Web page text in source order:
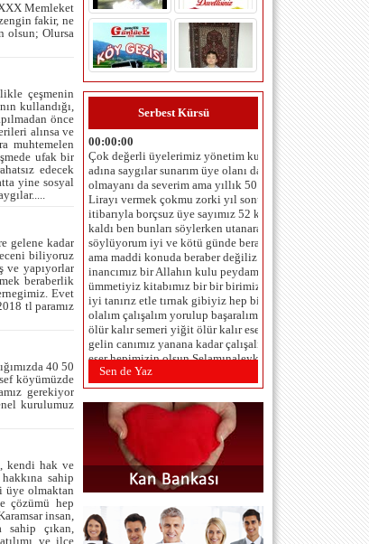
Memleket
fakir, ne
olsun; Olursa
çeşmenin
kullandığı,
önce
alınsa ve
muhtemelen
ufak bir
edecek
yine sosyal
gelene kadar
biliyoruz
ve yapıyorlar
beraberlik
Evet
tl paramız
40 50
köyümüzde
gerekiyor
kurulumuz
kendi hak ve
sahip
üye olmaktan
çözümü hep
insan,
sahip çıkan,
ve ilçe
Serbest Kürsü
ersan yılmaz (istanbul maltepe) -
17.3.2015 00:00:00
slm üyeliğim kabul olmadı tanıdıkmı
bulmak laım
şerif özcan (istanbul) - 24.2.2013
Çok değerli üyelerimiz yönetim kurulu
adına saygılar sunarım üye olanı da
olmayanı da severim ama yıllık 50
Lirayı vermek çokmu zorki yıl sonu
itibarıyla borçsuz üye sayımız 52 kişi de
kaldı ben bunları söylerken utanarak
söylüyorum iyi ve kötü günde beraberiz
ama maddi konuda beraber değiliz
inancımız bir Allahın kulu peydamberin
ümmetiyiz kitabımız bir bir birimizi çok
iyi tanırız etle tırnak gibiyiz hep bir
olalım çalışalım yorulup başaralım at
ölür kalır semeri yiğit ölür kalır eseri
gelin canımız yanana kadar çalışalım ki
eser hepimizin olsun Selamınaleyküm
Allaha emanet olun.
TAHSİN ÇAM (BEŞİKTAŞ
-İSTANBUL) - 1.6.2012 00:00:00
Saygı değer yeni Dernek Yönetim
Kureulu:Seçilmeniz dolaysıla 3 yıl
içinde ,projelerinz,proğramınız,büççe
tahminlerinizi ve yapmanız gereken
hedeflerinizi srbes kürsüde belitmenizi
rica ediyoruz.Tahsin ÇAM
hoas_ahmet@hotmail.com (istanbul
sarıyer r paşa) - 24.2.2012 00:00:00
...SAYGIYLA... ...SELAMLAR...
Sen de Yaz